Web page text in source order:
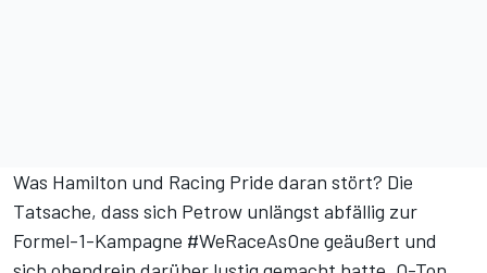
Was Hamilton und Racing Pride daran stört? Die
Tatsache, dass sich Petrow unlängst abfällig zur
Formel-1-Kampagne #WeRaceAsOne geäußert und